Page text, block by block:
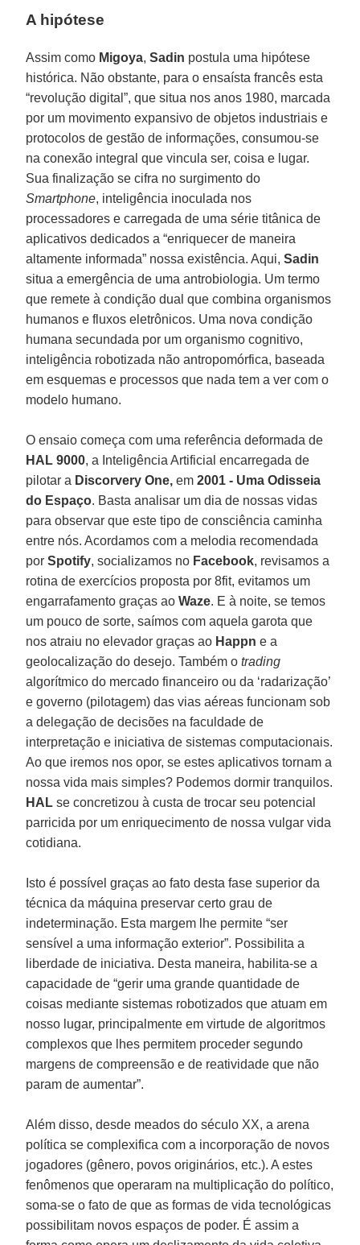
A hipótese
Assim como Migoya,Sadin postula uma hipótese
histórica. Não obstante, para o ensaísta francês esta
“revolução digital”, que situa nos anos 1980, marcada
por um movimento expansivo de objetos industriais e
protocolos de gestão de informações, consumou-se
na conexão integral que vincula ser, coisa e lugar.
Sua finalização se cifra no surgimento do
Smartphone, inteligência inoculada nos
processadores e carregada de uma série titânica de
aplicativos dedicados a “enriquecer de maneira
altamente informada” nossa existência. Aqui,Sadin
situa a emergência de uma antrobiologia. Um termo
que remete à condição dual que combina organismos
humanos e fluxos eletrônicos. Uma nova condição
humana secundada por um organismo cognitivo,
inteligência robotizada não antropomórfica, baseada
em esquemas e processos que nada tem a ver com o
modelo humano.
O ensaio começa com uma referência deformada de
HAL 9000, a Inteligência Artificial encarregada de
pilotar a Discorvery One, em2001 - Uma Odisseia
do Espaço. Basta analisar um dia de nossas vidas
para observar que este tipo de consciência caminha
entre nós. Acordamos com a melodia recomendada
porSpotify, socializamos no Facebook, revisamos a
rotina de exercícios proposta por 8fit, evitamos um
engarrafamento graças aoWaze. E à noite, se temos
um pouco de sorte, saímos com aquela garota que
nos atraiu no elevador graças ao Happn e a
geolocalização do desejo. Também otrading
algorítmico do mercado financeiro ou da ‘radarização’
e governo (pilotagem) das vias aéreas funcionam sob
a delegação de decisões na faculdade de
interpretação e iniciativa de sistemas computacionais.
Ao que iremos nos opor, se estes aplicativos tornam a
nossa vida mais simples? Podemos dormir tranquilos.
HAL se concretizou à custa de trocar seu potencial
parricida por um enriquecimento de nossa vulgar vida
cotidiana.
Isto é possível graças ao fato desta fase superior da
técnica da máquina preservar certo grau de
indeterminação. Esta margem lhe permite “ser
sensível a uma informação exterior”. Possibilita a
liberdade de iniciativa. Desta maneira, habilita-se a
capacidade de “gerir uma grande quantidade de
coisas mediante sistemas robotizados que atuam em
nosso lugar, principalmente em virtude de algoritmos
complexos que lhes permitem proceder segundo
margens de compreensão e de reatividade que não
param de aumentar”.
Além disso, desde meados do século XX, a arena
política se complexifica com a incorporação de novos
jogadores (gênero, povos originários, etc.). A estes
fenômenos que operaram na multiplicação do político,
soma-se o fato de que as formas de vida tecnológicas
possibilitam novos espaços de poder. É assim a